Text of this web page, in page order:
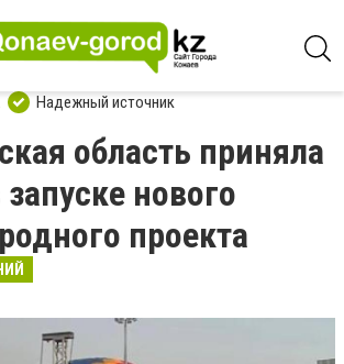
Надежный источник
область приняла
нового
проекта